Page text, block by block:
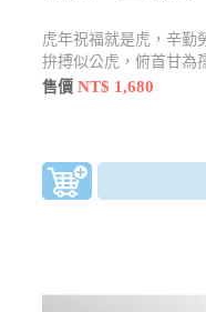
虎年祝福就是虎，辛勤
拚搏似公虎，俯首甘為
虎更虎
售價NT$ 1,680